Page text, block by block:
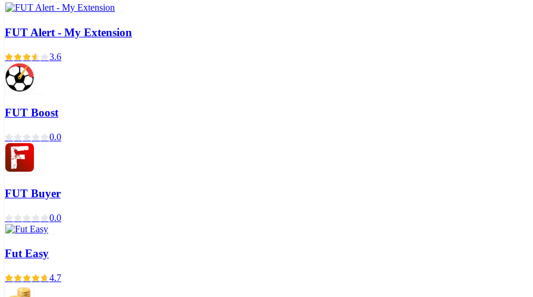
FUT Alert - My Extension
3.6
FUT Boost
0.0
FUT Buyer
0.0
Fut Easy
4.7